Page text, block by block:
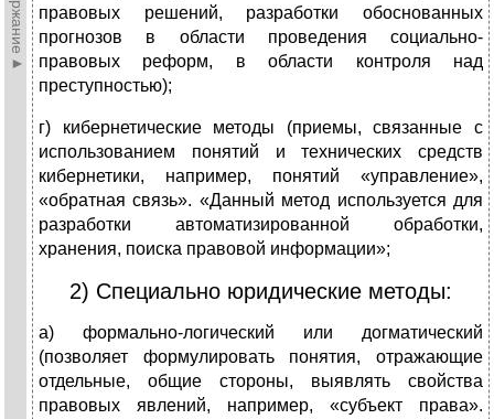
правовых решений, разработки обоснованных
прогнозов в области проведения социально-
правовых реформ, в области контроля над
преступностью);
г) кибернетические методы (приемы, связанные с
использованием понятий и технических средств
кибернетики, например, понятий «управление»,
«обратная связь». «Данный метод используется для
разработки автоматизированной обработки,
хранения, поиска правовой информации»;
2) Специально юридические методы:
а) формально-логический или догматический
(позволяет формулировать понятия, отражающие
отдельные, общие стороны, выявлять свойства
правовых явлений, например, «субъект права».